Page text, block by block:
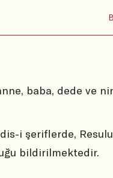
baba, dede ve
i şeriflerde,
bildirilmektedir.